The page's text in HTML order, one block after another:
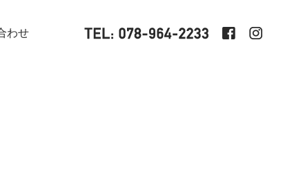
わせ